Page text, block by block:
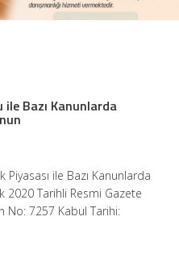
ile Bazı Kanunlarda
Piyasası ile Bazı Kanunlarda
2020 Tarihli Resmi Gazete
No: 7257 Kabul Tarihi: